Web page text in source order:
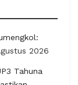
2026
Tahuna